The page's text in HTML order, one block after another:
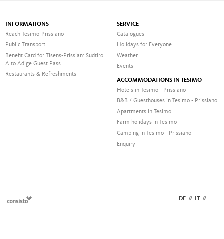
INFORMATIONS
Reach Tesimo-Prissiano
Public Transport
Benefit Card for Tisens-Prissian: Südtirol
Alto Adige Guest Pass
Restaurants & Refreshments
SERVICE
Catalogues
Holidays for Everyone
Weather
Events
ACCOMMODATIONS IN TESIMO
Hotels in Tesimo - Prissiano
B&B / Guesthouses in Tesimo - Prissiano
Apartments in Tesimo
Farm holidays in Tesimo
Camping in Tesimo - Prissiano
Enquiry
DE // IT //